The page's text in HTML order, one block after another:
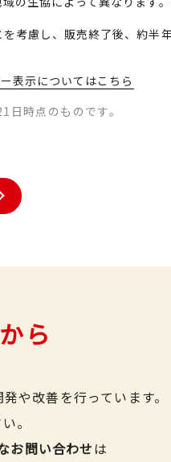
考慮し、販売終了後、約半
表示についてはこちら
時点のものです。
ら
や改善を行っています。
。
お問い合わせは